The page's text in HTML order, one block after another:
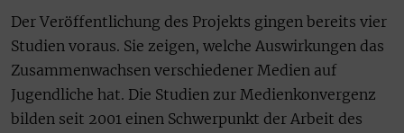
Der Veröffentlichung des Projekts gingen bereits vier
Studien voraus. Sie zeigen, welche Auswirkungen das
Zusammenwachsen verschiedener Medien auf
Jugendliche hat. Die Studien zur Medienkonvergenz
bilden seit 2001 einen Schwerpunkt der Arbeit des